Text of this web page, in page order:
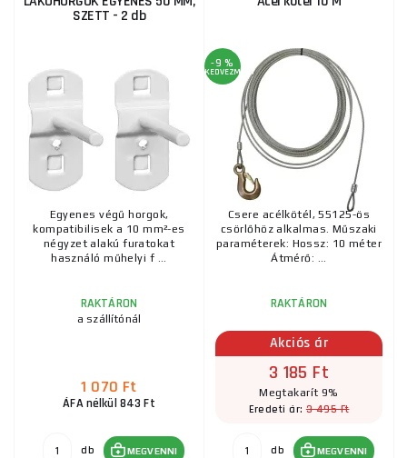
SZETT - 2 db
Egyenes végű horgok,
kompatibilisek a 10 mm²-es
négyzet alakú furatokat
használó műhelyi f ...
RAKTÁRON
a szállítónál
1 070 Ft
ÁFA nélkül 843 Ft
db MEGVENNI
-9 %
KEDVEZMÉNY
Csere acélkötél, 55125-ös
csörlőhöz alkalmas. Műszaki
paraméterek: Hossz: 10 méter
Átmérő: ...
RAKTÁRON
Akciós ár
3 185 Ft
Megtakarít 9%
Eredeti ár:3 495 Ft
db MEGVENNI